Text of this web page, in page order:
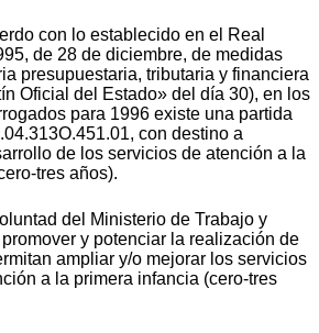
con lo establecido en el Real
de 28 de diciembre, de medidas
presupuestaria, tributaria y financiera
Oficial del Estado» del día 30), en los
para 1996 existe una partida
con destino a
de los servicios de atención a la
tres años).
del Ministerio de Trabajo y
y potenciar la realización de
ampliar y/o mejorar los servicios
a la primera infancia (cero-tres